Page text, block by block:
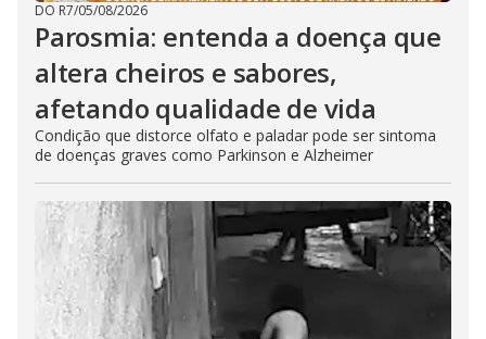
DO R7/05/08/2026
Parosmia: entenda a doença que
altera cheiros e sabores,
afetando qualidade de vida
Condição que distorce olfato e paladar pode ser sintoma
de doenças graves como Parkinson e Alzheimer